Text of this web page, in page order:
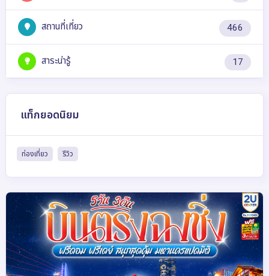
สถานที่เที่ยว 466
สาระน่ารู้ 17
แท็กยอดนิยม
ท่องเที่ยว รีวิว